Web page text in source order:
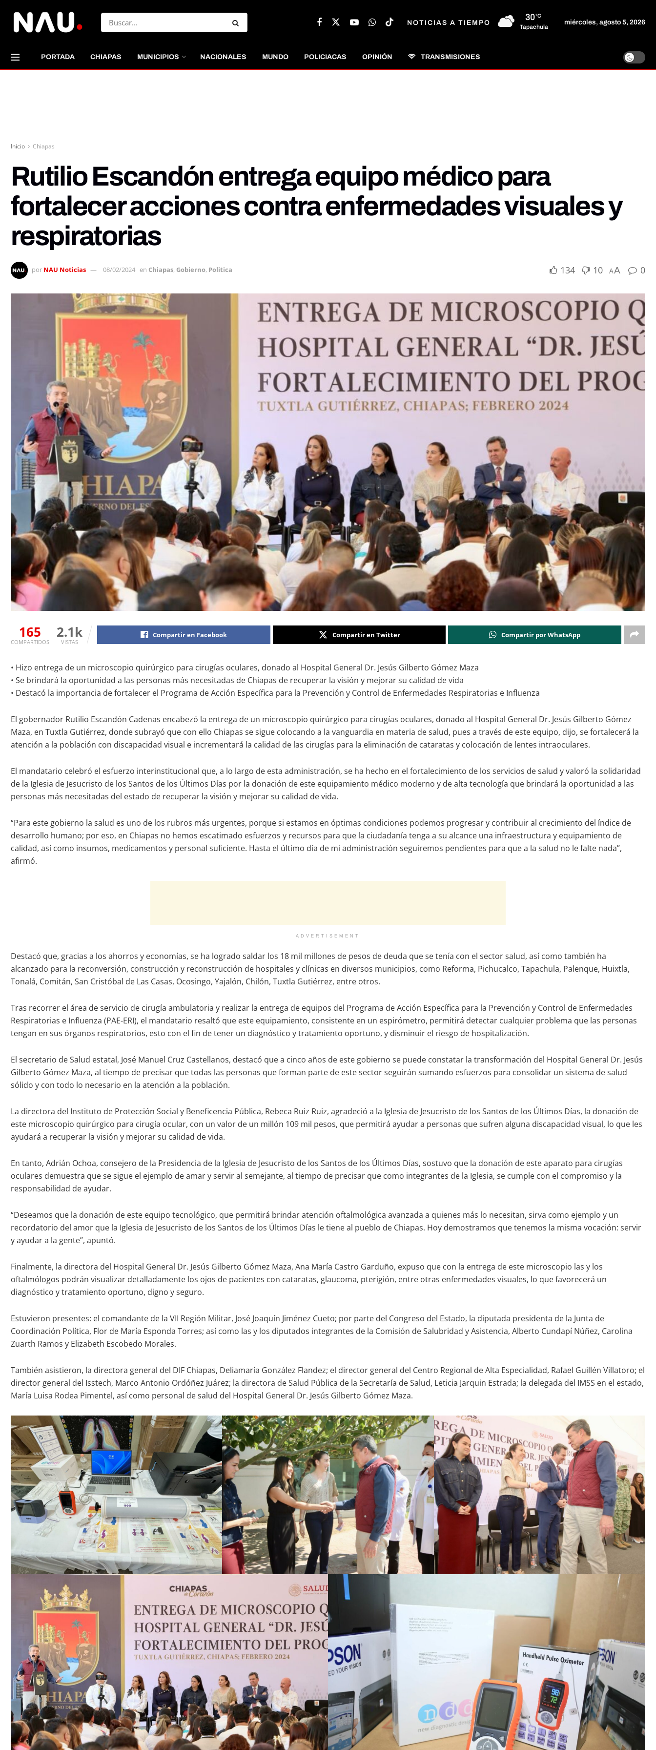
NOTICIAS A TIEMPO
30°C
Tapachula
miércoles, agosto 5, 2026
PORTADA CHIAPAS MUNICIPIOS NACIONALES MUNDO POLICIACAS OPINIÓN TRANSMISIONES
Inicio Chiapas
Rutilio Escandón entrega equipo médico para
fortalecer acciones contra enfermedades visuales y
respiratorias
por NAU Noticias 08/02/2024 en Chiapas, Gobierno, Politica 134 10 AA 0
165
COMPARTIDOS
2.1k
VISTAS
Compartir en Facebook Compartir en Twitter Compartir por WhatsApp
• Hizo entrega de un microscopio quirúrgico para cirugías oculares, donado al Hospital General Dr. Jesús Gilberto Gómez Maza
• Se brindará la oportunidad a las personas más necesitadas de Chiapas de recuperar la visión y mejorar su calidad de vida
• Destacó la importancia de fortalecer el Programa de Acción Específica para la Prevención y Control de Enfermedades Respiratorias e Influenza
El gobernador Rutilio Escandón Cadenas encabezó la entrega de un microscopio quirúrgico para cirugías oculares, donado al Hospital General Dr. Jesús Gilberto Gómez
Maza, en Tuxtla Gutiérrez, donde subrayó que con ello Chiapas se sigue colocando a la vanguardia en materia de salud, pues a través de este equipo, dijo, se fortalecerá la
atención a la población con discapacidad visual e incrementará la calidad de las cirugías para la eliminación de cataratas y colocación de lentes intraoculares.
El mandatario celebró el esfuerzo interinstitucional que, a lo largo de esta administración, se ha hecho en el fortalecimiento de los servicios de salud y valoró la solidaridad
de la Iglesia de Jesucristo de los Santos de los Últimos Días por la donación de este equipamiento médico moderno y de alta tecnología que brindará la oportunidad a las
personas más necesitadas del estado de recuperar la visión y mejorar su calidad de vida.
“Para este gobierno la salud es uno de los rubros más urgentes, porque si estamos en óptimas condiciones podemos progresar y contribuir al crecimiento del índice de
desarrollo humano; por eso, en Chiapas no hemos escatimado esfuerzos y recursos para que la ciudadanía tenga a su alcance una infraestructura y equipamiento de
calidad, así como insumos, medicamentos y personal suficiente. Hasta el último día de mi administración seguiremos pendientes para que a la salud no le falte nada”,
afirmó.
ADVERTISEMENT
Destacó que, gracias a los ahorros y economías, se ha logrado saldar los 18 mil millones de pesos de deuda que se tenía con el sector salud, así como también ha
alcanzado para la reconversión, construcción y reconstrucción de hospitales y clínicas en diversos municipios, como Reforma, Pichucalco, Tapachula, Palenque, Huixtla,
Tonalá, Comitán, San Cristóbal de Las Casas, Ocosingo, Yajalón, Chilón, Tuxtla Gutiérrez, entre otros.
Tras recorrer el área de servicio de cirugía ambulatoria y realizar la entrega de equipos del Programa de Acción Específica para la Prevención y Control de Enfermedades
Respiratorias e Influenza (PAE-ERI), el mandatario resaltó que este equipamiento, consistente en un espirómetro, permitirá detectar cualquier problema que las personas
tengan en sus órganos respiratorios, esto con el fin de tener un diagnóstico y tratamiento oportuno, y disminuir el riesgo de hospitalización.
El secretario de Salud estatal, José Manuel Cruz Castellanos, destacó que a cinco años de este gobierno se puede constatar la transformación del Hospital General Dr. Jesús
Gilberto Gómez Maza, al tiempo de precisar que todas las personas que forman parte de este sector seguirán sumando esfuerzos para consolidar un sistema de salud
sólido y con todo lo necesario en la atención a la población.
La directora del Instituto de Protección Social y Beneficencia Pública, Rebeca Ruiz Ruiz, agradeció a la Iglesia de Jesucristo de los Santos de los Últimos Días, la donación de
este microscopio quirúrgico para cirugía ocular, con un valor de un millón 109 mil pesos, que permitirá ayudar a personas que sufren alguna discapacidad visual, lo que les
ayudará a recuperar la visión y mejorar su calidad de vida.
En tanto, Adrián Ochoa, consejero de la Presidencia de la Iglesia de Jesucristo de los Santos de los Últimos Días, sostuvo que la donación de este aparato para cirugías
oculares demuestra que se sigue el ejemplo de amar y servir al semejante, al tiempo de precisar que como integrantes de la Iglesia, se cumple con el compromiso y la
responsabilidad de ayudar.
“Deseamos que la donación de este equipo tecnológico, que permitirá brindar atención oftalmológica avanzada a quienes más lo necesitan, sirva como ejemplo y un
recordatorio del amor que la Iglesia de Jesucristo de los Santos de los Últimos Días le tiene al pueblo de Chiapas. Hoy demostramos que tenemos la misma vocación: servir
y ayudar a la gente”, apuntó.
Finalmente, la directora del Hospital General Dr. Jesús Gilberto Gómez Maza, Ana María Castro Garduño, expuso que con la entrega de este microscopio las y los
oftalmólogos podrán visualizar detalladamente los ojos de pacientes con cataratas, glaucoma, pterigión, entre otras enfermedades visuales, lo que favorecerá un
diagnóstico y tratamiento oportuno, digno y seguro.
Estuvieron presentes: el comandante de la VII Región Militar, José Joaquín Jiménez Cueto; por parte del Congreso del Estado, la diputada presidenta de la Junta de
Coordinación Política, Flor de María Esponda Torres; así como las y los diputados integrantes de la Comisión de Salubridad y Asistencia, Alberto Cundapí Núñez, Carolina
Zuarth Ramos y Elizabeth Escobedo Morales.
También asistieron, la directora general del DIF Chiapas, Deliamaría González Flandez; el director general del Centro Regional de Alta Especialidad, Rafael Guillén Villatoro; el
director general del Isstech, Marco Antonio Ordóñez Juárez; la directora de Salud Pública de la Secretaría de Salud, Leticia Jarquin Estrada; la delegada del IMSS en el estado,
María Luisa Rodea Pimentel, así como personal de salud del Hospital General Dr. Jesús Gilberto Gómez Maza.